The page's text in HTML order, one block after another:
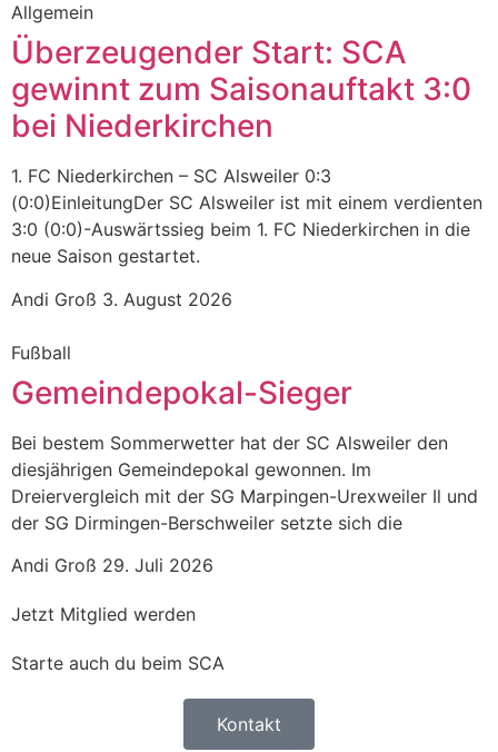
Allgemein
Überzeugender Start: SCA
gewinnt zum Saisonauftakt 3:0
bei Niederkirchen
1. FC Niederkirchen – SC Alsweiler 0:3
(0:0)EinleitungDer SC Alsweiler ist mit einem verdienten
3:0 (0:0)-Auswärtssieg beim 1. FC Niederkirchen in die
neue Saison gestartet.
Andi Groß 3. August 2026
Fußball
Gemeindepokal-Sieger
Bei bestem Sommerwetter hat der SC Alsweiler den
diesjährigen Gemeindepokal gewonnen. Im
Dreiervergleich mit der SG Marpingen-Urexweiler Il und
der SG Dirmingen-Berschweiler setzte sich die
Andi Groß 29. Juli 2026
Jetzt Mitglied werden
Starte auch du beim SCA
Kontakt